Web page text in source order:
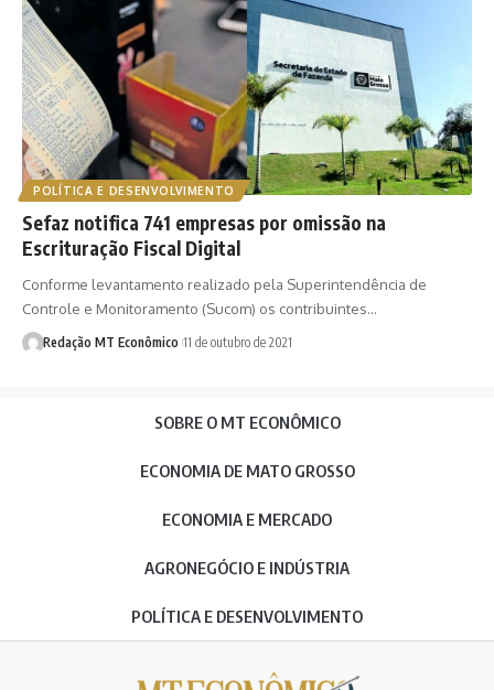
POLÍTICA E DESENVOLVIMENTO
Sefaz notifica 741 empresas por omissão na
Escrituração Fiscal Digital
Conforme levantamento realizado pela Superintendência de
Controle e Monitoramento (Sucom) os contribuintes…
Redação MT Econômico 11 de outubro de 2021
SOBRE O MT ECONÔMICO
ECONOMIA DE MATO GROSSO
ECONOMIA E MERCADO
AGRONEGÓCIO E INDÚSTRIA
POLÍTICA E DESENVOLVIMENTO